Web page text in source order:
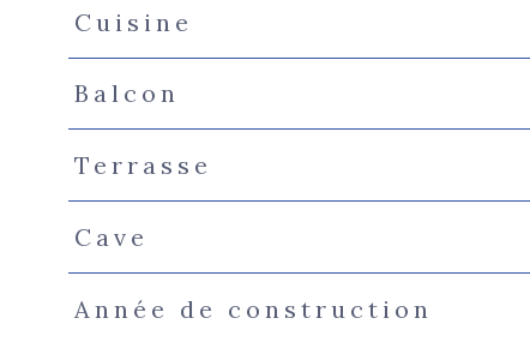
Cuisine
Balcon
Terrasse
Cave
Année de construction